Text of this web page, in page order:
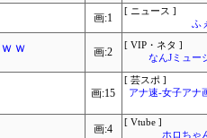
画:1
[ ニュース ]
ふ
ｗ 画:2
[ VIP・ネタ ]
なんJミュー
画:15
[ 芸スポ ]
アナ速‐女子アナ
画:4
[ Vtube ]
ホロちゃ